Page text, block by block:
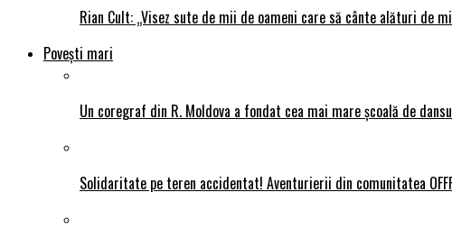
Rian Cult: „Visez sute de mii de oameni care să cânte alături de
Povești mari
Un coregraf din R. Moldova a fondat cea mai mare școală de
Solidaritate pe teren accidentat! Aventurierii din comunitatea